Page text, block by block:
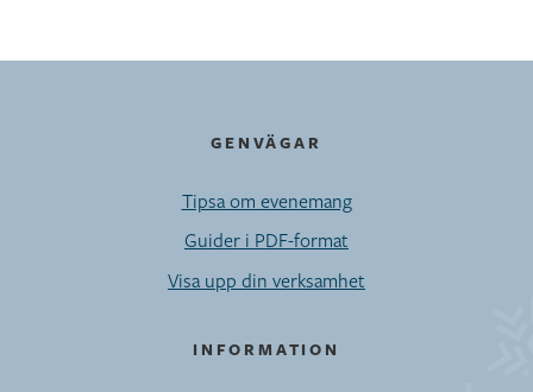
GENVÄGAR
Tipsa om evenemang
Guider i PDF-format
Visa upp din verksamhet
INFORMATION